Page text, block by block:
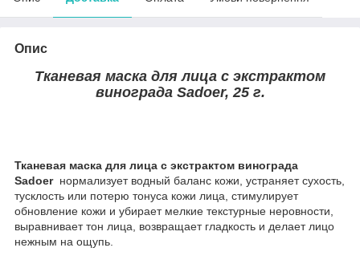
Опис
Тканевая маска для лица с экстрактом
винограда Sadoer, 25 г.
Тканевая маска для лица с экстрактом винограда
Sadoer нормализует водный баланс кожи, устраняет сухость,
тусклость или потерю тонуса кожи лица, стимулирует
обновление кожи и убирает мелкие текстурные неровности,
выравнивает тон лица, возвращает гладкость и делает лицо
нежным на ощупь.